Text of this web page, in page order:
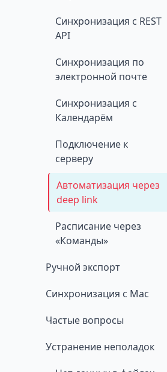
Синхронизация с REST
API
Синхронизация по
электронной почте
Синхронизация с
Календарём
Подключение к
серверу
Автоматизация через
deep link
Расписание через
«Команды»
Ручной экспорт
Синхронизация с Mac
Частые вопросы
Устранение неполадок